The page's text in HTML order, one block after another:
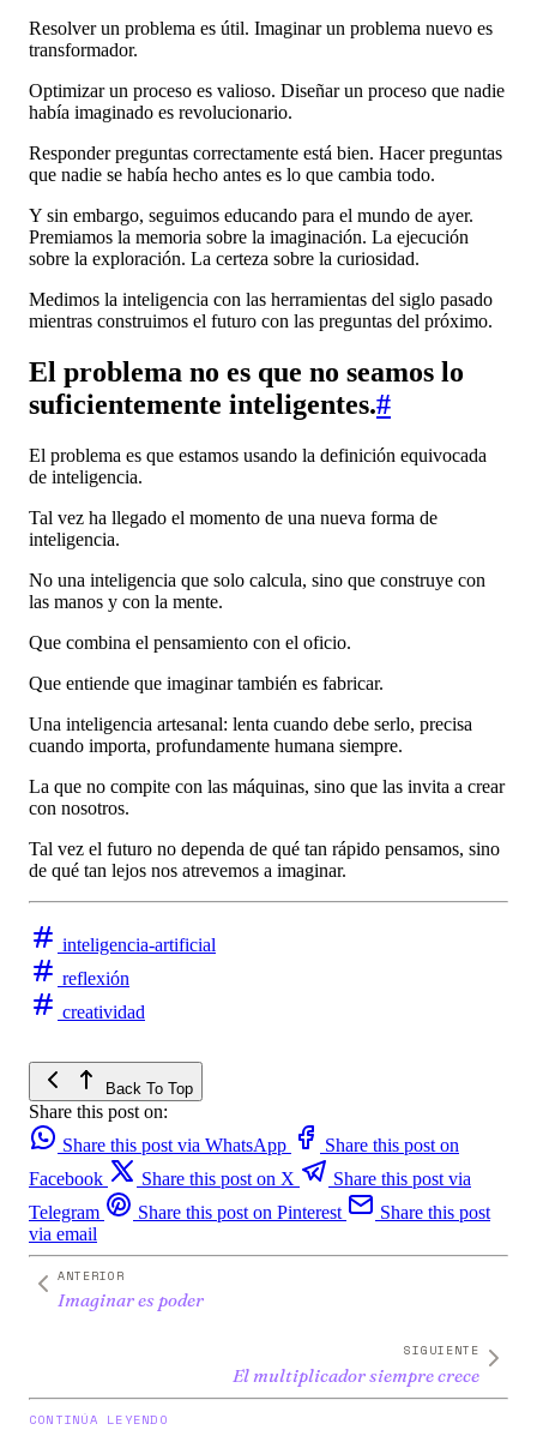
Resolver un problema es útil. Imaginar un problema nuevo es
transformador.
Optimizar un proceso es valioso. Diseñar un proceso que nadie
había imaginado es revolucionario.
Responder preguntas correctamente está bien. Hacer preguntas
que nadie se había hecho antes es lo que cambia todo.
Y sin embargo, seguimos educando para el mundo de ayer.
Premiamos la memoria sobre la imaginación. La ejecución
sobre la exploración. La certeza sobre la curiosidad.
Medimos la inteligencia con las herramientas del siglo pasado
mientras construimos el futuro con las preguntas del próximo.
El problema no es que no seamos lo
suficientemente inteligentes.#
El problema es que estamos usando la definición equivocada
de inteligencia.
Tal vez ha llegado el momento de una nueva forma de
inteligencia.
No una inteligencia que solo calcula, sino que construye con
las manos y con la mente.
Que combina el pensamiento con el oficio.
Que entiende que imaginar también es fabricar.
Una inteligencia artesanal: lenta cuando debe serlo, precisa
cuando importa, profundamente humana siempre.
La que no compite con las máquinas, sino que las invita a crear
con nosotros.
Tal vez el futuro no dependa de qué tan rápido pensamos, sino
de qué tan lejos nos atrevemos a imaginar.
inteligencia-artificial
reflexión
creatividad
Back To Top
Share this post on:
Share this post via WhatsApp
Share this post on
Facebook
Share this post on X
Share this post via
Telegram
Share this post on Pinterest
Share this post
via email
ANTERIOR
Imaginar es poder
SIGUIENTE
El multiplicador siempre crece
CONTINÚA LEYENDO